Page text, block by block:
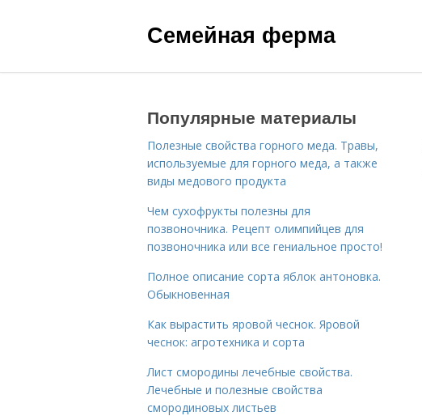
Семейная ферма
Популярные материалы
Полезные свойства горного меда. Травы,
используемые для горного меда, а также
виды медового продукта
Чем сухофрукты полезны для
позвоночника. Рецепт олимпийцев для
позвоночника или все гениальное просто!
Полное описание сорта яблок антоновка.
Обыкновенная
Как вырастить яровой чеснок. Яровой
чеснок: агротехника и сорта
Лист смородины лечебные свойства.
Лечебные и полезные свойства
смородиновых листьев